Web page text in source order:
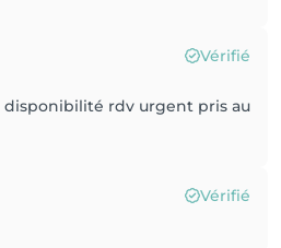
Vérifié
disponibilité rdv urgent pris au
Vérifié